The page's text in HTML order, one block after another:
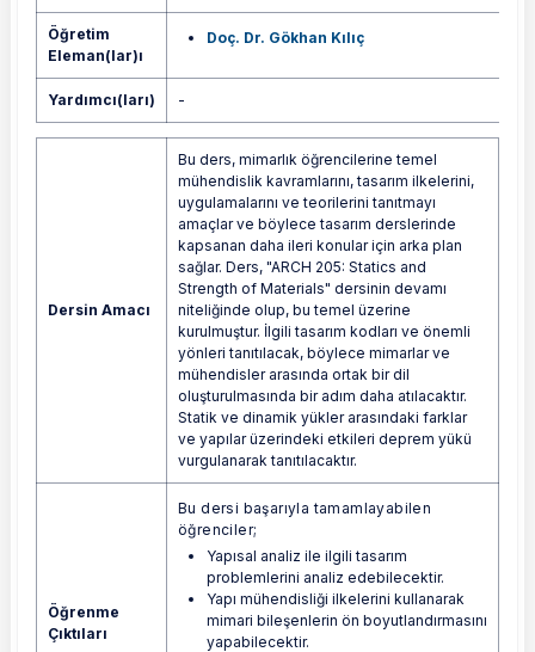
Öğretim
Eleman(lar)ı
Doç. Dr. Gökhan Kılıç
Yardımcı(ları) -
Dersin Amacı
Bu ders, mimarlık öğrencilerine temel
mühendislik kavramlarını, tasarım ilkelerini,
uygulamalarını ve teorilerini tanıtmayı
amaçlar ve böylece tasarım derslerinde
kapsanan daha ileri konular için arka plan
sağlar. Ders, "ARCH 205: Statics and
Strength of Materials" dersinin devamı
niteliğinde olup, bu temel üzerine
kurulmuştur. İlgili tasarım kodları ve önemli
yönleri tanıtılacak, böylece mimarlar ve
mühendisler arasında ortak bir dil
oluşturulmasında bir adım daha atılacaktır.
Statik ve dinamik yükler arasındaki farklar
ve yapılar üzerindeki etkileri deprem yükü
vurgulanarak tanıtılacaktır.
Öğrenme
Çıktıları
Bu dersi başarıyla tamamlayabilen
öğrenciler;
Yapısal analiz ile ilgili tasarım
problemlerini analiz edebilecektir.
Yapı mühendisliği ilkelerini kullanarak
mimari bileşenlerin ön boyutlandırmasını
yapabilecektir.